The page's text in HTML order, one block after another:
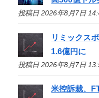
投稿日 2026年8月7日
リミックス
1.6億円に
投稿日 2026年8月7日
米控訴裁、